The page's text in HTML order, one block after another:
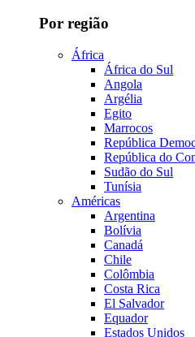
Por região
África
África do Sul
Angola
Argélia
Egito
Marrocos
República
República do
Sudão do Sul
Tunísia
Américas
Argentina
Bolívia
Canadá
Chile
Colômbia
Costa Rica
El Salvador
Equador
Estados Unidos